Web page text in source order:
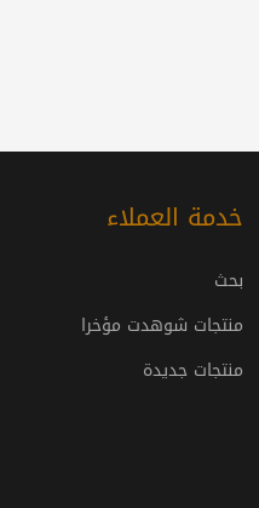
خدمة العملاء
بحث
منتجات شوهدت مؤخرا
منتجات جديدة